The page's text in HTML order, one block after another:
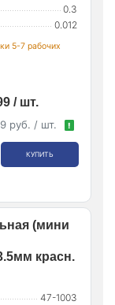
0.3
0.012
5-7 рабочих
/ шт.
руб. / шт. !
КУПИТЬ
(мини
красн.
47-1003